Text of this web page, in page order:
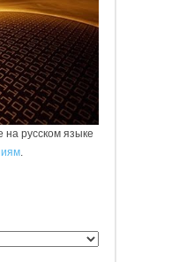
русском языке
.